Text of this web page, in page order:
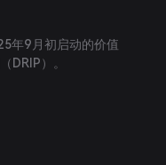
年9月初启动的价值
DRIP）。